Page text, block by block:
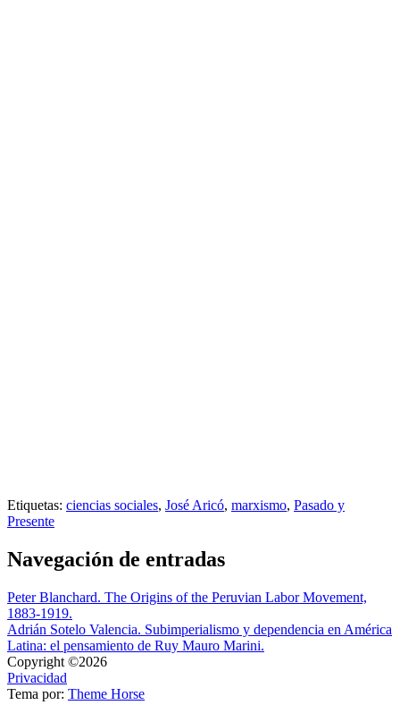
Etiquetas: ciencias sociales, José Aricó, marxismo, Pasado y
Presente
Navegación de entradas
Peter Blanchard. The Origins of the Peruvian Labor Movement,
1883-1919.
Adrián Sotelo Valencia. Subimperialismo y dependencia en América
Latina: el pensamiento de Ruy Mauro Marini.
Copyright ©2026
Privacidad
Tema por: Theme Horse